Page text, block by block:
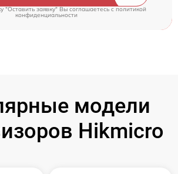
"Оставить заявку" Вы соглашаетесь cполитикой
конфиденциальности
модели
Hikmicro